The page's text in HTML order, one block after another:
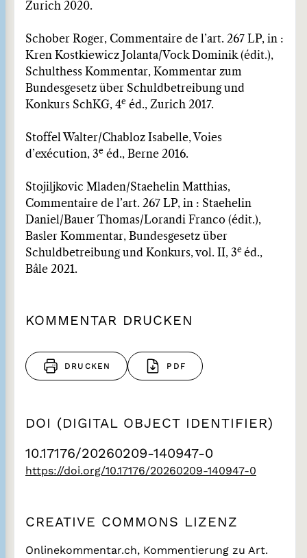
Zurich 2020.
Schober Roger, Commentaire de l’art. 267 LP, in :
Kren Kostkiewicz Jolanta/Vock Dominik (édit.),
Schulthess Kommentar, Kommentar zum
Bundesgesetz über Schuldbetreibung und
Konkurs SchKG, 4e éd., Zurich 2017.
Stoffel Walter/Chabloz Isabelle, Voies
d’exécution, 3e éd., Berne 2016.
Stojiljkovic Mladen/Staehelin Matthias,
Commentaire de l’art. 267 LP, in : Staehelin
Daniel/Bauer Thomas/Lorandi Franco (édit.),
Basler Kommentar, Bundesgesetz über
Schuldbetreibung und Konkurs, vol. II, 3e éd.,
Bâle 2021.
KOMMENTAR DRUCKEN
DRUCKEN PDF
DOI (DIGITAL OBJECT IDENTIFIER)
10.17176/20260209-140947-0
https://doi.org/10.17176/20260209-140947-0
CREATIVE COMMONS LIZENZ
Onlinekommentar.ch, Kommentierung zu Art.